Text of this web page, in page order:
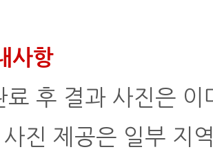
사항
료 후 결과 사진은
진 제공은 일부 지